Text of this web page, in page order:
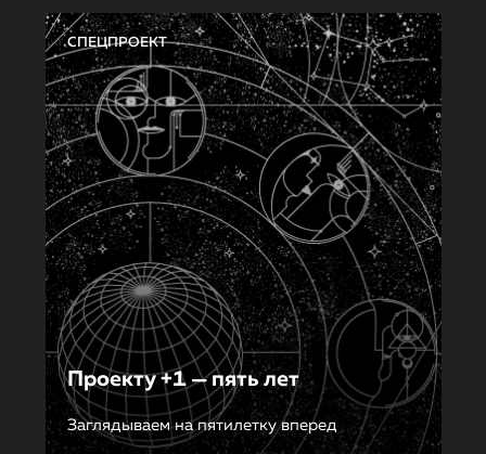
СПЕЦПРОЕКТ
Проекту +1 — пять лет
Заглядываем на пятилетку вперед